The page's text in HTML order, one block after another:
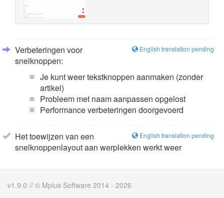
English translation pending
Verbeteringen voor
snelknoppen:
Je kunt weer tekstknoppen aanmaken (zonder
artikel)
Probleem met naam aanpassen opgelost
Performance verbeteringen doorgevoerd
English translation pending
Het toewijzen van een
snelknoppenlayout aan werplekken werkt weer
v1.9.0 // © Mplus Software 2014 - 2026